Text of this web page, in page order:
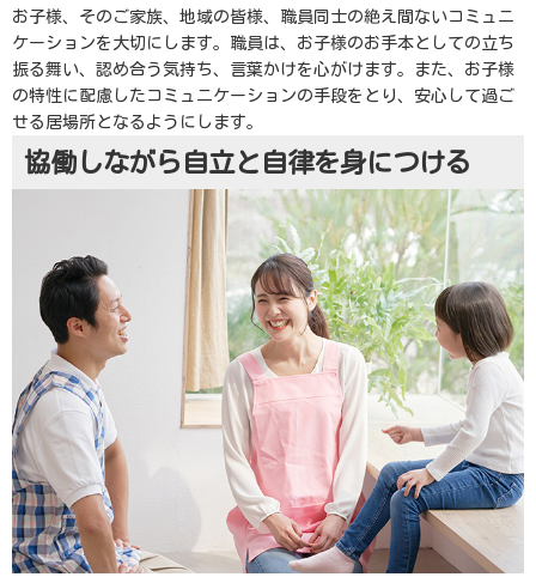
お子様、そのご家族、地域の皆様、職員同士の絶え間ないコミュニ
ケーションを大切にします。職員は、お子様のお手本としての立ち
振る舞い、認め合う気持ち、言葉かけを心がけます。また、お子様
の特性に配慮したコミュニケーションの手段をとり、安心して過ご
せる居場所となるようにします。
協働しながら自立と自律を身につける